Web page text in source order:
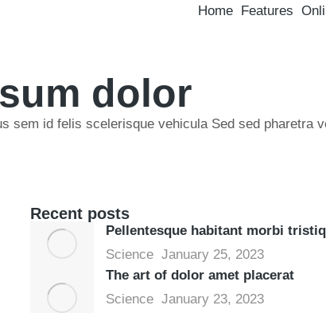
Home Features
dolor
id felis scelerisque vehicula Sed sed pharetra
Recent posts
Pellentesque habitant morbi
Science January 25, 2023
The art of dolor amet placerat
Science January 23, 2023